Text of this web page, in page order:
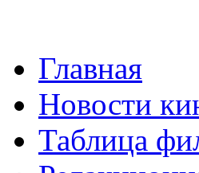
Главная
Новости
Таблица